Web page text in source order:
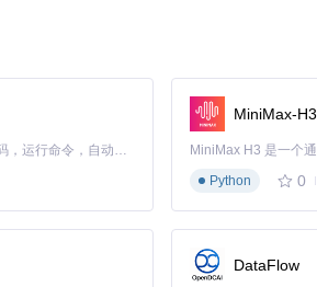
Claude Code 的开源替代方案。连接任意大模型，编辑代码，运行命令，自动验证 — 全自动执行。用 Rust 构建，极致性能。 ｜ An open-source alternative to Claude Code. Connect any LLM, edit code, run commands, and verify changes — autonomously. Built in Rust for speed. Get Started
MiniMax-H3
Python
0
DataFlow